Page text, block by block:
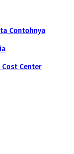
Contohnya
Center